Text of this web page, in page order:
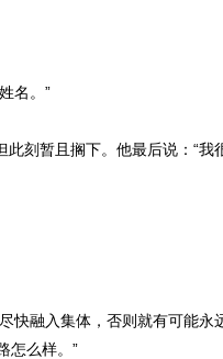
名。”
刻暂且搁下。他最后说：“我
融入集体，否则就有可能永
怎么样。”